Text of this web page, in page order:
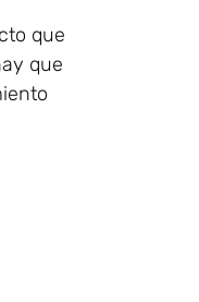
que
que